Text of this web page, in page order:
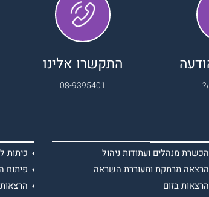
התקשרו אלינו
08-9395401
הכשרת מנהלים ועתודות ניהול
הרצאה מרתקת ומעוררת השראה
הרצאות בזום
כיתות
פיתוח